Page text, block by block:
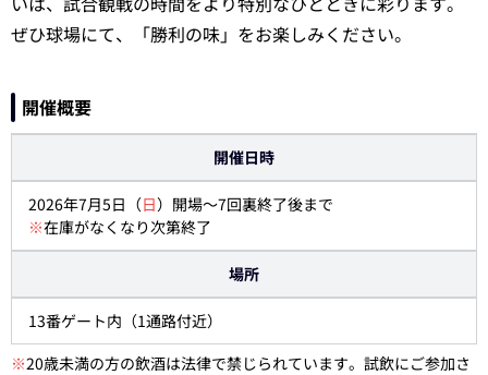
ぜひ球場にて、「勝利の味」をお楽しみください。
開催概要
開催日時
2026年7月5日（日）開場～7回裏終了後まで
※在庫がなくなり次第終了
場所
13番ゲート内（1通路付近）
※20歳未満の方の飲酒は法律で禁じられています。試飲にご参加さ